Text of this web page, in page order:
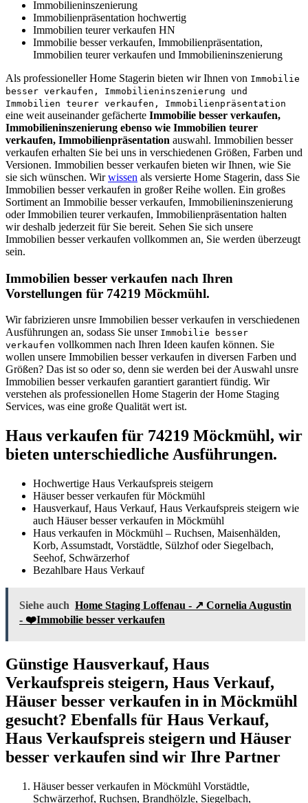
Immobilieninszenierung
Immobilienpräsentation hochwertig
Immobilien teurer verkaufen HN
Immobilie besser verkaufen, Immobilienpräsentation,
Immobilien teurer verkaufen und Immobilieninszenierung
Als professioneller Home Stagerin bieten wir Ihnen von Immobilie
besser verkaufen, Immobilieninszenierung und
Immobilien teurer verkaufen, Immobilienpräsentation
eine weit auseinander gefächerte Immobilie besser verkaufen,
Immobilieninszenierung ebenso wie Immobilien teurer
verkaufen, Immobilienpräsentation auswahl. Immobilien besser
verkaufen erhalten Sie bei uns in verschiedenen Größen, Farben und
Versionen. Immobilien besser verkaufen bieten wir Ihnen, wie Sie
sie sich wünschen. Wirwissen als versierte Home Stagerin, dass Sie
Immobilien besser verkaufen in großer Reihe wollen. Ein großes
Sortiment an Immobilie besser verkaufen, Immobilieninszenierung
oder Immobilien teurer verkaufen, Immobilienpräsentation halten
wir deshalb jederzeit für Sie bereit. Sehen Sie sich unsere
Immobilien besser verkaufen vollkommen an, Sie werden überzeugt
sein.
Immobilien besser verkaufen nach Ihren
Vorstellungen für 74219 Möckmühl.
Wir fabrizieren unsre Immobilien besser verkaufen in verschiedenen
Ausführungen an, sodass Sie unser Immobilie besser
verkaufen vollkommen nach Ihren Ideen kaufen können. Sie
wollen unsere Immobilien besser verkaufen in diversen Farben und
Größen? Das ist so oder so, denn sie werden bei der Auswahl unsre
Immobilien besser verkaufen garantiert garantiert fündig. Wir
verstehen als professionellen Home Stagerin der Home Staging
Services, was eine große Qualität wert ist.
Haus verkaufen für 74219 Möckmühl, wir
bieten unterschiedliche Ausführungen.
Hochwertige Haus Verkaufspreis steigern
Häuser besser verkaufen für Möckmühl
Hausverkauf, Haus Verkauf, Haus Verkaufspreis steigern wie
auch Häuser besser verkaufen in Möckmühl
Haus verkaufen in Möckmühl – Ruchsen, Maisenhälden,
Korb, Assumstadt, Vorstädtle, Sülzhof oder Siegelbach,
Seehof, Schwärzerhof
Bezahlbare Haus Verkauf
Siehe auch Home Staging Loffenau - ↗️ Cornelia Augustin
- ❤️Immobilie besser verkaufen
Günstige Hausverkauf, Haus
Verkaufspreis steigern, Haus Verkauf,
Häuser besser verkaufen in in Möckmühl
gesucht? Ebenfalls für Haus Verkauf,
Haus Verkaufspreis steigern und Häuser
besser verkaufen sind wir Ihre Partner
Häuser besser verkaufen in Möckmühl Vorstädtle,
Schwärzerhof, Ruchsen, Brandhölzle, Siegelbach,